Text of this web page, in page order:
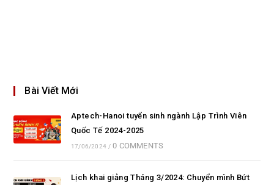
Bài Viết Mới
Aptech-Hanoi tuyển sinh ngành Lập Trình Viên
Quốc Tế 2024-2025
17/06/2024 / 0 COMMENTS
Lịch khai giảng Tháng 3/2024: Chuyển mình Bứt